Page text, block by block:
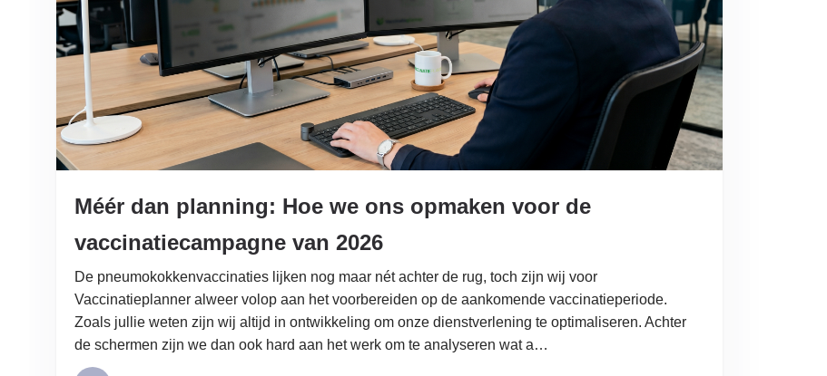
Méér dan planning: Hoe we ons opmaken voor de
vaccinatiecampagne van 2026
De pneumokokkenvaccinaties lijken nog maar nét achter de rug, toch zijn wij voor
Vaccinatieplanner alweer volop aan het voorbereiden op de aankomende vaccinatieperiode.
Zoals jullie weten zijn wij altijd in ontwikkeling om onze dienstverlening te optimaliseren. Achter
de schermen zijn we dan ook hard aan het werk om te analyseren wat a…